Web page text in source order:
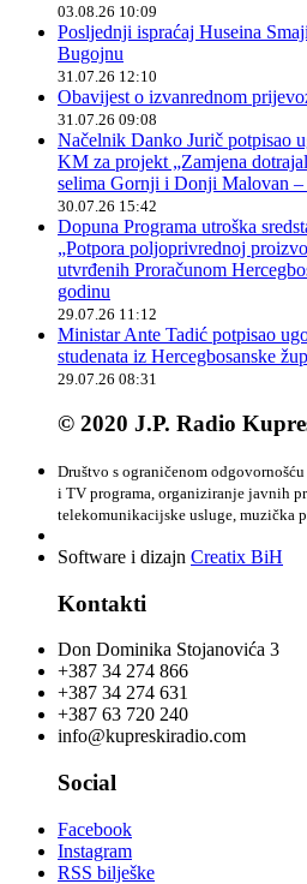
03.08.26 10:09
Posljednji ispraćaj Huseina
Bugojnu
31.07.26 12:10
Obavijest o izvanrednom
31.07.26 09:08
Načelnik Danko Jurič potpisao
KM za projekt „Zamjena
selima Gornji i Donji Malovan –
30.07.26 15:42
Dopuna Programa utroška
„Potpora poljoprivrednoj
utvrđenih Proračunom
godinu
29.07.26 11:12
Ministar Ante Tadić potpisao
studenata iz Hercegbosanske
29.07.26 08:31
© 2020 J.P. Radio
Društvo s ograničenom
i TV programa, organiziranje javnih
telekomunikacijske usluge, muzička
Software i dizajn Creatix BiH
Kontakti
Don Dominika Stojanovića 3
+387 34 274 866
+387 34 274 631
+387 63 720 240
info@kupreskiradio.com
Social
Facebook
Instagram
RSS bilješke